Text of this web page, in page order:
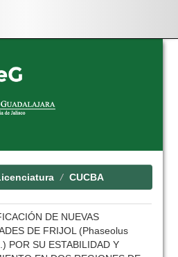
CUCBA
DE NUEVAS
DE FRIJOL (Phaseolus
POR SU ESTABILIDAD Y